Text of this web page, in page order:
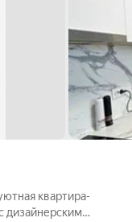
квартира-
дизайнерским